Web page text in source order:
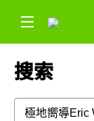
搜索